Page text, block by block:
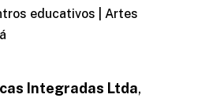
educativos | Artes
Integradas Ltda,